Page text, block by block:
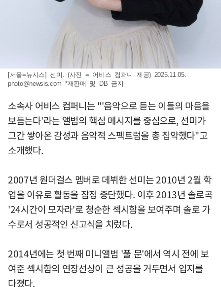
[서울=뉴시스] 선미. (사진 = 어비스 컴퍼니 제공) 2025.11.05.
photo@newsis.com *재판매 및 DB 금지
소속사 어비스 컴퍼니는 "'음악으로 듣는 이들의 마음을
보듬는다'라는 앨범의 핵심 메시지를 중심으로, 선미가
그간 쌓아온 감성과 음악적 스펙트럼을 총 집약했다"고
소개했다.
2007년 원더걸스 멤버로 데뷔한 선미는 2010년 2월 학
업을 이유로 활동을 잠정 중단했다. 이후 2013년 솔로곡
'24시간이 모자라'로 청순한 섹시함을 보여주며 솔로 가
수로서 성공적인 신고식을 치렀다.
2014년에는 첫 번째 미니앨범 '풀 문'에서 역시 전에 보
여준 섹시함의 연장선상이 큰 성공을 거두면서 입지를
다졌다.